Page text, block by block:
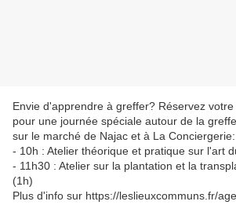
Envie d'apprendre à greffer? Réservez votre
pour une journée spéciale autour de la
sur le marché de Najac et à La Conciergerie:
- 10h : Atelier théorique et pratique sur l'art
- 11h30 : Atelier sur la plantation et la
(1h)
Plus d'info sur https://leslieuxcommuns.fr/